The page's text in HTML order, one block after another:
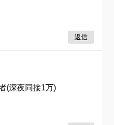
返信
(深夜同接1万)